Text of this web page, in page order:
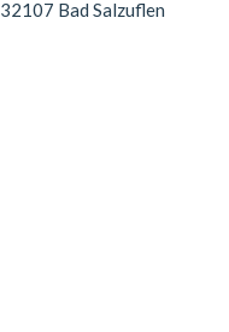
32107 Bad Salzuflen